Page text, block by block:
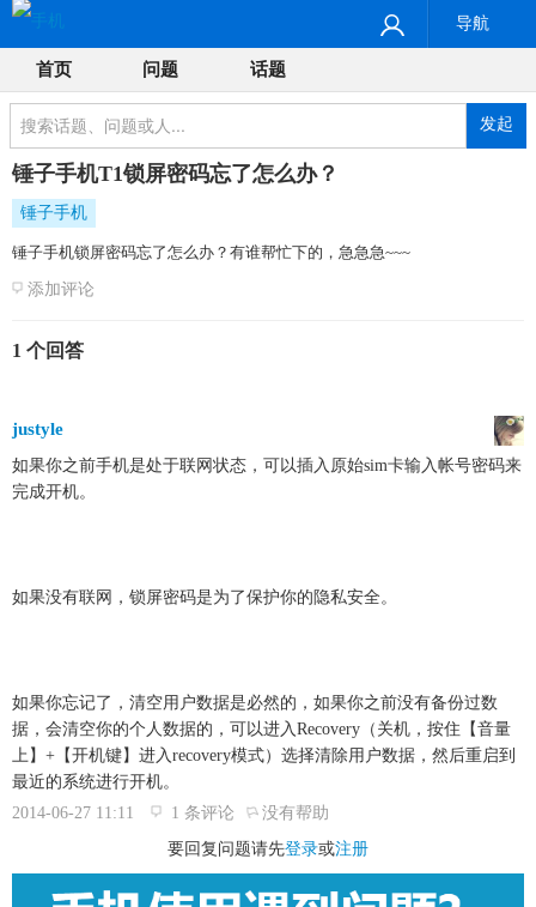
导航
首页 问题 话题
发起
锤子手机T1锁屏密码忘了怎么办？
锤子手机
锤子手机锁屏密码忘了怎么办？有谁帮忙下的，急急急~~~
添加评论
1 个回答
justyle
如果你之前手机是处于联网状态，可以插入原始sim卡输入帐号密码来
完成开机。
如果没有联网，锁屏密码是为了保护你的隐私安全。
如果你忘记了，清空用户数据是必然的，如果你之前没有备份过数
据，会清空你的个人数据的，可以进入Recovery（关机，按住【音量
上】+【开机键】进入recovery模式）选择清除用户数据，然后重启到
最近的系统进行开机。
2014-06-27 11:11
1 条评论
没有帮助
要回复问题请先登录或注册